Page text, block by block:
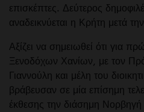
επισκέπτες. Δεύτερος
αναδεικνύεται η Κρήτη μετά
Αξίζει να σημειωθεί ότι για
Ξενοδόχων Χανίων, με τον
Γιαννούλη και μέλη του
βράβευσαν σε μία επίσημη
έκθεσης την διάσημη